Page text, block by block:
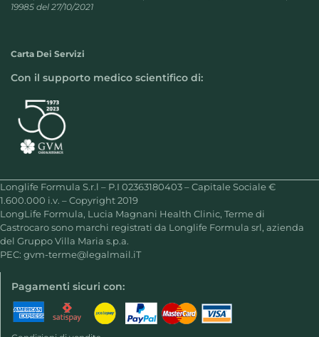
19985 del 27/10/2021
Carta Dei Servizi
Con il supporto medico scientifico di:
Longlife Formula S.r.l – P.I 02363180403 – Capitale Sociale €
1.600.000 i.v. – Copyright 2019
LongLife Formula, Lucia Magnani Health Clinic, Terme di
Castrocaro sono marchi registrati da Longlife Formula srl, azienda
del Gruppo Villa Maria s.p.a.
PEC: gvm-terme@legalmail.iT
Pagamenti sicuri con: